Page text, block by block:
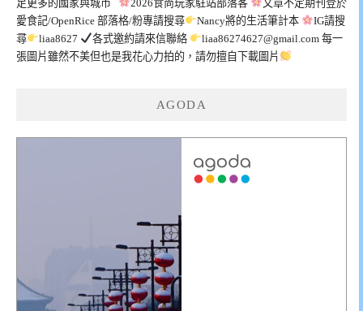
足更多的國家與城市
2026食尚玩家駐站部落客
文章不定期刊登於
愛食記/OpenRice 部落格/粉專請搜尋
Nancy將的生活筆計本
IG請搜
尋
liaa8627 各式邀約請來信聯絡 liaa86274627@gmail.com每一
張圖片雖然不美但也是我花心力拍的，請勿擅自下載圖片
AGODA